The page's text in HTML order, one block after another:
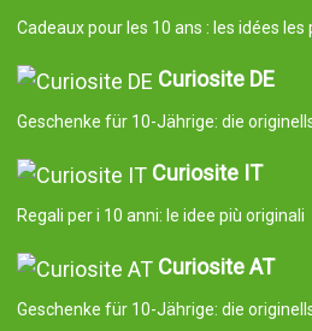
Cadeaux pour les 10 ans : les idées les
Curiosite DE
Geschenke für 10-Jährige: die
Curiosite IT
Regali per i 10 anni: le idee più originali
Curiosite AT
Geschenke für 10-Jährige: die